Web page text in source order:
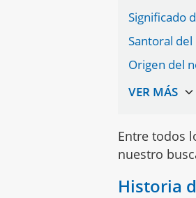
Significado
Santoral
Origen del
Entre todos
nuestro
Historia